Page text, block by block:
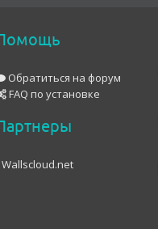
Обратиться на форум
FAQ по установке
Wallscloud.net